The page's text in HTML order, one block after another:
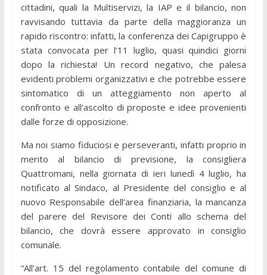
cittadini, quali la Multiservizi, la IAP e il bilancio, non
ravvisando tuttavia da parte della maggioranza un
rapido riscontro: infatti, la conferenza dei Capigruppo è
stata convocata per l’11 luglio, quasi quindici giorni
dopo la richiesta! Un record negativo, che palesa
evidenti problemi organizzativi e che potrebbe essere
sintomatico di un atteggiamento non aperto al
confronto e all’ascolto di proposte e idee provenienti
dalle forze di opposizione.
Ma noi siamo fiduciosi e perseveranti, infatti proprio in
merito al bilancio di previsione, la consigliera
Quattromani, nella giornata di ieri lunedì 4 luglio, ha
notificato al Sindaco, al Presidente del consiglio e al
nuovo Responsabile dell’area finanziaria, la mancanza
del parere del Revisore dei Conti allo schema del
bilancio, che dovrà essere approvato in consiglio
comunale.
“All’art. 15 del regolamento contabile del comune di